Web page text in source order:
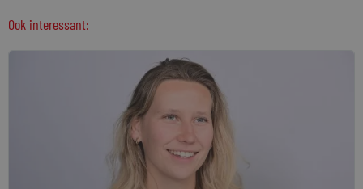
Ook interessant: